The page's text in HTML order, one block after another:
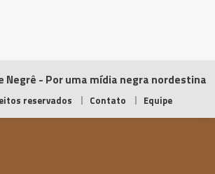
Negrê - Por uma mídia negra nordestina
reservados Contato Equipe